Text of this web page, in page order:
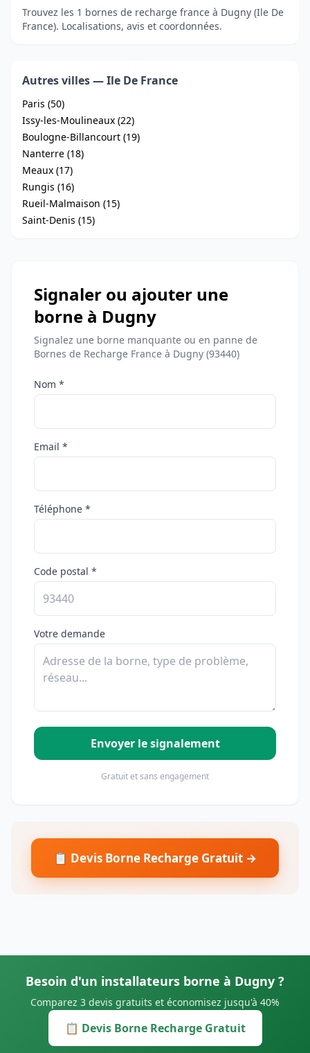
Trouvez les 1 bornes de recharge france à Dugny (Ile De
France). Localisations, avis et coordonnées.
Autres villes — Ile De France
Paris (50)
Issy-les-Moulineaux (22)
Boulogne-Billancourt (19)
Nanterre (18)
Meaux (17)
Rungis (16)
Rueil-Malmaison (15)
Saint-Denis (15)
Signaler ou ajouter une
borne à Dugny
Signalez une borne manquante ou en panne de
Bornes de Recharge France à Dugny (93440)
Nom *
Email *
Téléphone *
Code postal *
Votre demande
Envoyer le signalement
Gratuit et sans engagement
📋 Devis Borne Recharge Gratuit →
Besoin d'un installateurs borne à Dugny ?
Comparez 3 devis gratuits et économisez jusqu'à 40%
📋 Devis Borne Recharge Gratuit